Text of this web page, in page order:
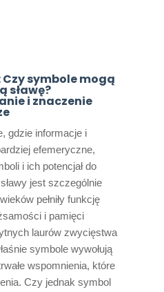
Czy symbole mogą
sławę?
i znaczenie
gdzie informacje i
efemeryczne,
i ich potencjał do
jest szczególnie
pełniły funkcję
i pamięci
laurów zwycięstwa
symbole wywołują
wspomnienia, które
Czy jednak symbol